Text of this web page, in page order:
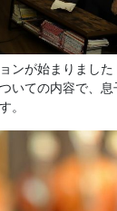
ンが始まりました
いての内容で、
。